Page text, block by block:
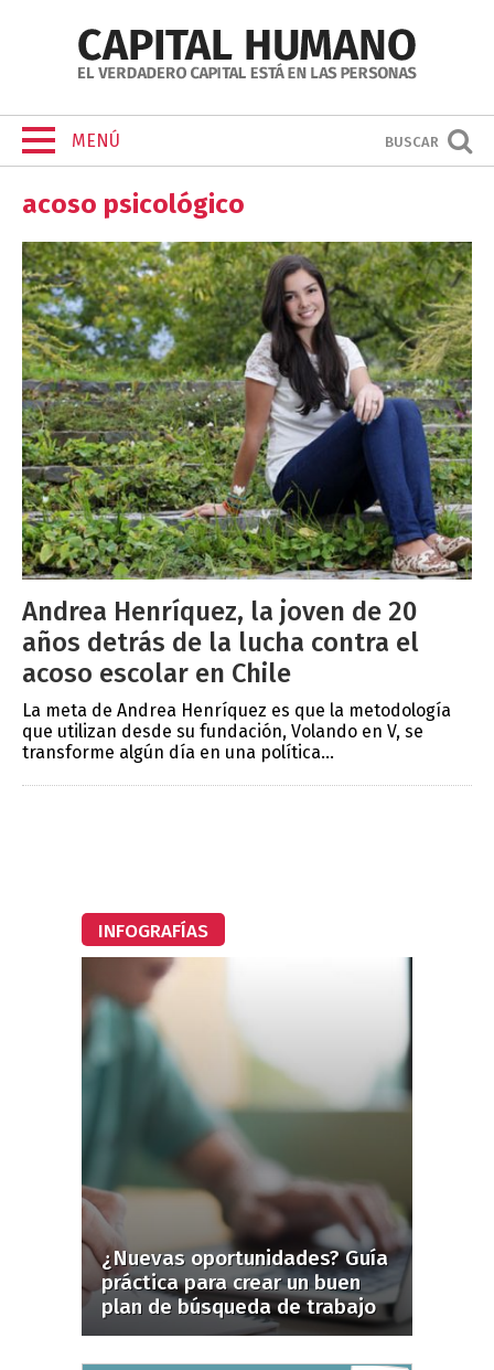
MENÚ BUSCAR
acoso psicológico
Andrea Henríquez, la joven de 20
años detrás de la lucha contra el
acoso escolar en Chile
La meta de Andrea Henríquez es que la metodología
que utilizan desde su fundación, Volando en V, se
transforme algún día en una política...
INFOGRAFÍAS
¿Nuevas oportunidades? Guía
práctica para crear un buen
plan de búsqueda de trabajo